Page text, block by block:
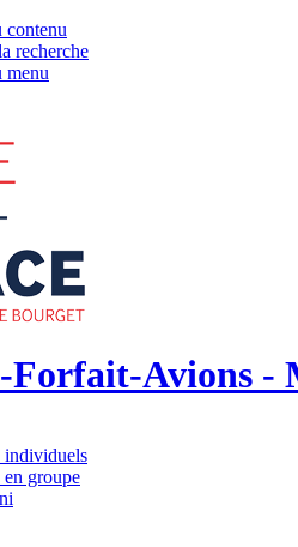
contenu
recherche
menu
Avions -
individuels
groupe